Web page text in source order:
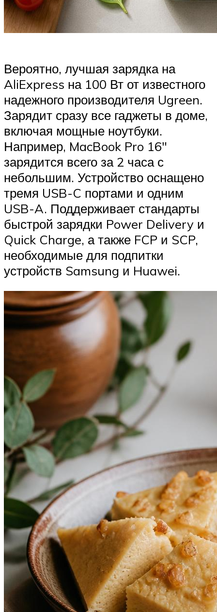
Вероятно, лучшая зарядка на
AliExpress на 100 Вт от известного
надежного производителя Ugreen.
Зарядит сразу все гаджеты в доме,
включая мощные ноутбуки.
Например, MacBook Pro 16″
зарядится всего за 2 часа с
небольшим. Устройство оснащено
тремя USB-C портами и одним
USB-A. Поддерживает стандарты
быстрой зарядки Power Delivery и
Quick Charge, а также FCP и SCP,
необходимые для подпитки
устройств Samsung и Huawei.